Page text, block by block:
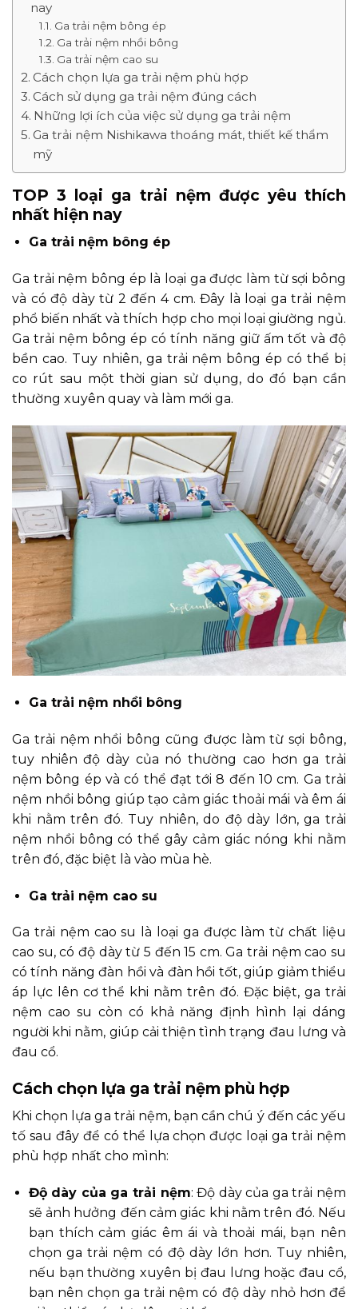
nay
Ga trải nệm bông ép
Ga trải nệm nhồi bông
Ga trải nệm cao su
Cách chọn lựa ga trải nệm phù hợp
Cách sử dụng ga trải nệm đúng cách
Những lợi ích của việc sử dụng ga trải nệm
Ga trải nệm Nishikawa thoáng mát, thiết kế thẩm
mỹ
TOP 3 loại ga trải nệm được yêu thích
nhất hiện nay
Ga trải nệm bông ép
Ga trải nệm bông ép là loại ga được làm từ sợi bông
và có độ dày từ 2 đến 4 cm. Đây là loại ga trải nệm
phổ biến nhất và thích hợp cho mọi loại giường ngủ.
Ga trải nệm bông ép có tính năng giữ ấm tốt và độ
bền cao. Tuy nhiên, ga trải nệm bông ép có thể bị
co rút sau một thời gian sử dụng, do đó bạn cần
thường xuyên quay và làm mới ga.
Ga trải nệm nhồi bông
Ga trải nệm nhồi bông cũng được làm từ sợi bông,
tuy nhiên độ dày của nó thường cao hơn ga trải
nệm bông ép và có thể đạt tới 8 đến 10 cm. Ga trải
nệm nhồi bông giúp tạo cảm giác thoải mái và êm ái
khi nằm trên đó. Tuy nhiên, do độ dày lớn, ga trải
nệm nhồi bông có thể gây cảm giác nóng khi nằm
trên đó, đặc biệt là vào mùa hè.
Ga trải nệm cao su
Ga trải nệm cao su là loại ga được làm từ chất liệu
cao su, có độ dày từ 5 đến 15 cm. Ga trải nệm cao su
có tính năng đàn hồi và đàn hồi tốt, giúp giảm thiểu
áp lực lên cơ thể khi nằm trên đó. Đặc biệt, ga trải
nệm cao su còn có khả năng định hình lại dáng
người khi nằm, giúp cải thiện tình trạng đau lưng và
đau cổ.
Cách chọn lựa ga trải nệm phù hợp
Khi chọn lựa ga trải nệm, bạn cần chú ý đến các yếu
tố sau đây để có thể lựa chọn được loại ga trải nệm
phù hợp nhất cho mình:
Độ dày của ga trải nệm: Độ dày của ga trải nệm
sẽ ảnh hưởng đến cảm giác khi nằm trên đó. Nếu
bạn thích cảm giác êm ái và thoải mái, bạn nên
chọn ga trải nệm có độ dày lớn hơn. Tuy nhiên,
nếu bạn thường xuyên bị đau lưng hoặc đau cổ,
bạn nên chọn ga trải nệm có độ dày nhỏ hơn để